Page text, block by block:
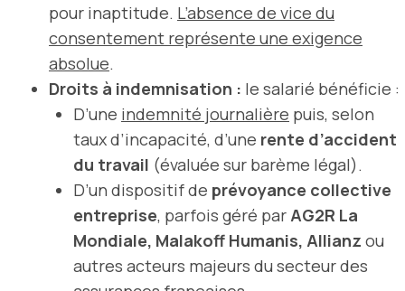
pour inaptitude. L’absence de vice du
consentement représente une exigence
absolue.
Droits à indemnisation : le salarié bénéficie :
D’une indemnité journalière puis, selon
taux d’incapacité, d’une rente d’accident
du travail (évaluée sur barème légal).
D’un dispositif de prévoyance collective
entreprise, parfois géré par AG2R La
Mondiale, Malakoff Humanis, Allianz ou
autres acteurs majeurs du secteur des